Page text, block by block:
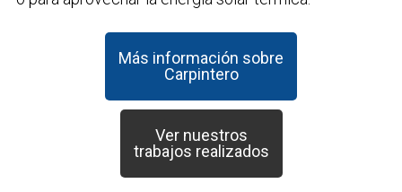
Más información sobre
Carpintero
Ver nuestros
trabajos realizados